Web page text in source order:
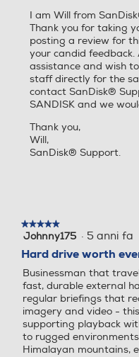
I am Will from
Thank you for taking
posting a review for
your candid feedback.
assistance and wish
staff directly for the
contact SanDisk®
SANDISK and we
Thank you,
Will,
SanDisk® Support.
★★★★★
★★★★★
5
5
stelle.
Johnny175 · 5 anni fa
Hard drive worth
Businessman that
fast, durable external
regular briefings that
imagery and video -
supporting playback
to rugged
Himalayan mountains,